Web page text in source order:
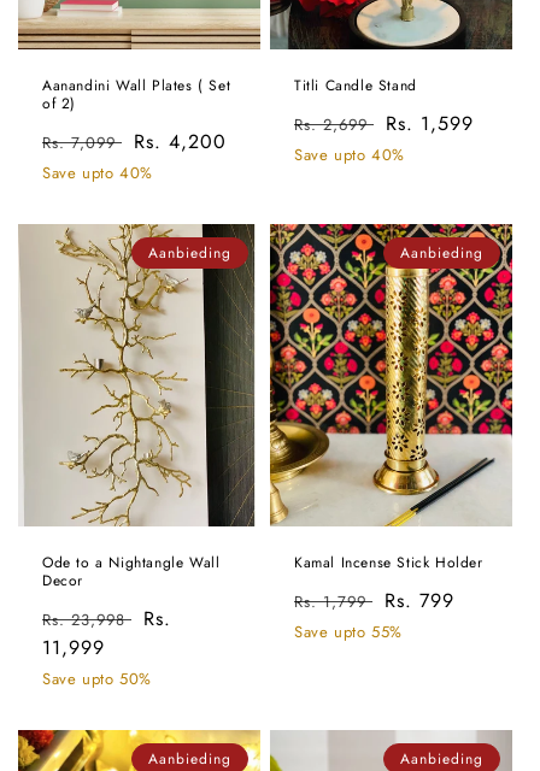
Aanandini Wall Plates ( Set
of 2)
Normale
prijs
Rs. 7,099 Aanbiedingsprijs
Rs. 4,200
Save upto 40%
Titli Candle Stand
Normale
prijs
Rs. 2,699 Aanbiedingsprijs
Rs. 1,599
Save upto 40%
Aanbieding
Ode to a Nightangle Wall
Decor
Normale
prijs
Rs. 23,998 Aanbiedingsprijs
Rs.
11,999
Save upto 50%
Aanbieding
Kamal Incense Stick Holder
Normale
prijs
Rs. 1,799 Aanbiedingsprijs
Rs. 799
Save upto 55%
Aanbieding Aanbieding